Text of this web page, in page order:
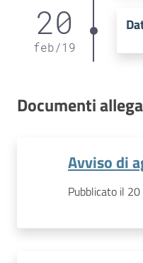
20
feb/19
Documenti
Avviso di
Pubblicato il